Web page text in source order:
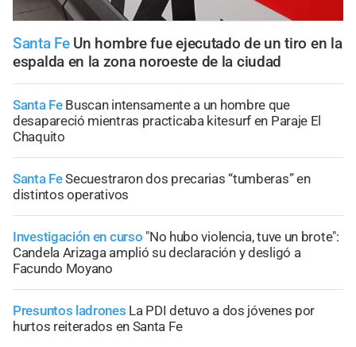
Santa Fe Un hombre fue ejecutado de un tiro en la
espalda en la zona noroeste de la ciudad
Santa Fe Buscan intensamente a un hombre que
desapareció mientras practicaba kitesurf en Paraje El
Chaquito
Santa FeSecuestraron dos precarias “tumberas” en
distintos operativos
Investigación en curso "No hubo violencia, tuve un brote":
Candela Arizaga amplió su declaración y desligó a
Facundo Moyano
Presuntos ladrones La PDI detuvo a dos jóvenes por
hurtos reiterados en Santa Fe